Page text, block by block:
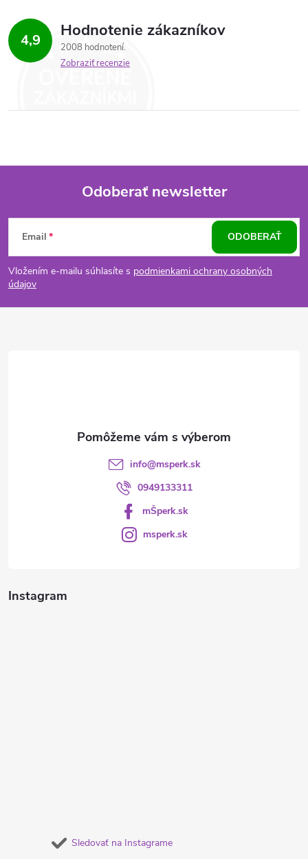
4,9 Hodnotenie zákazníkov
2008 hodnotení
Zobraziť recenzie
Z
á
p
Odoberať newsletter
Email
Vložením e-mailu súhlasíte s podmienkami ochrany osobných
údajov
ODOBERAŤ
Instagram
Sledovať na Instagrame
info@msperk.sk
0949133311
mŠperk.sk
msperk.sk